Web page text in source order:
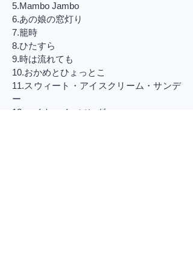
5.Mambo Jambo
6.あの娘の窓灯り
7.籠時
8.ひたすら
9.時は流れても
10.おかめとひょっとこ
11.スウィート・アイスクリーム・サンデ
ー
12.ハイウェイ・ソング